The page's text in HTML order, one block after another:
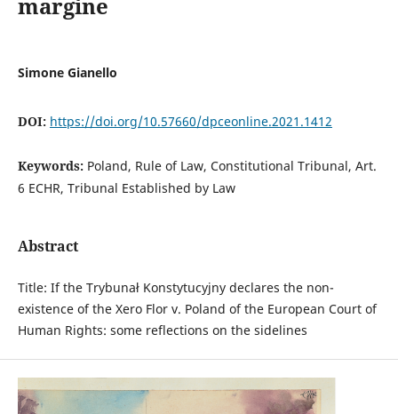
Simone Gianello
DOI: https://doi.org/10.57660/dpceonline.2021.1412
Keywords: Poland, Rule of Law, Constitutional Tribunal, Art.
6 ECHR, Tribunal Established by Law
Abstract
Title: If the Trybunał Konstytucyjny declares the non-
existence of the Xero Flor v. Poland of the European Court of
Human Rights: some reflections on the sidelines